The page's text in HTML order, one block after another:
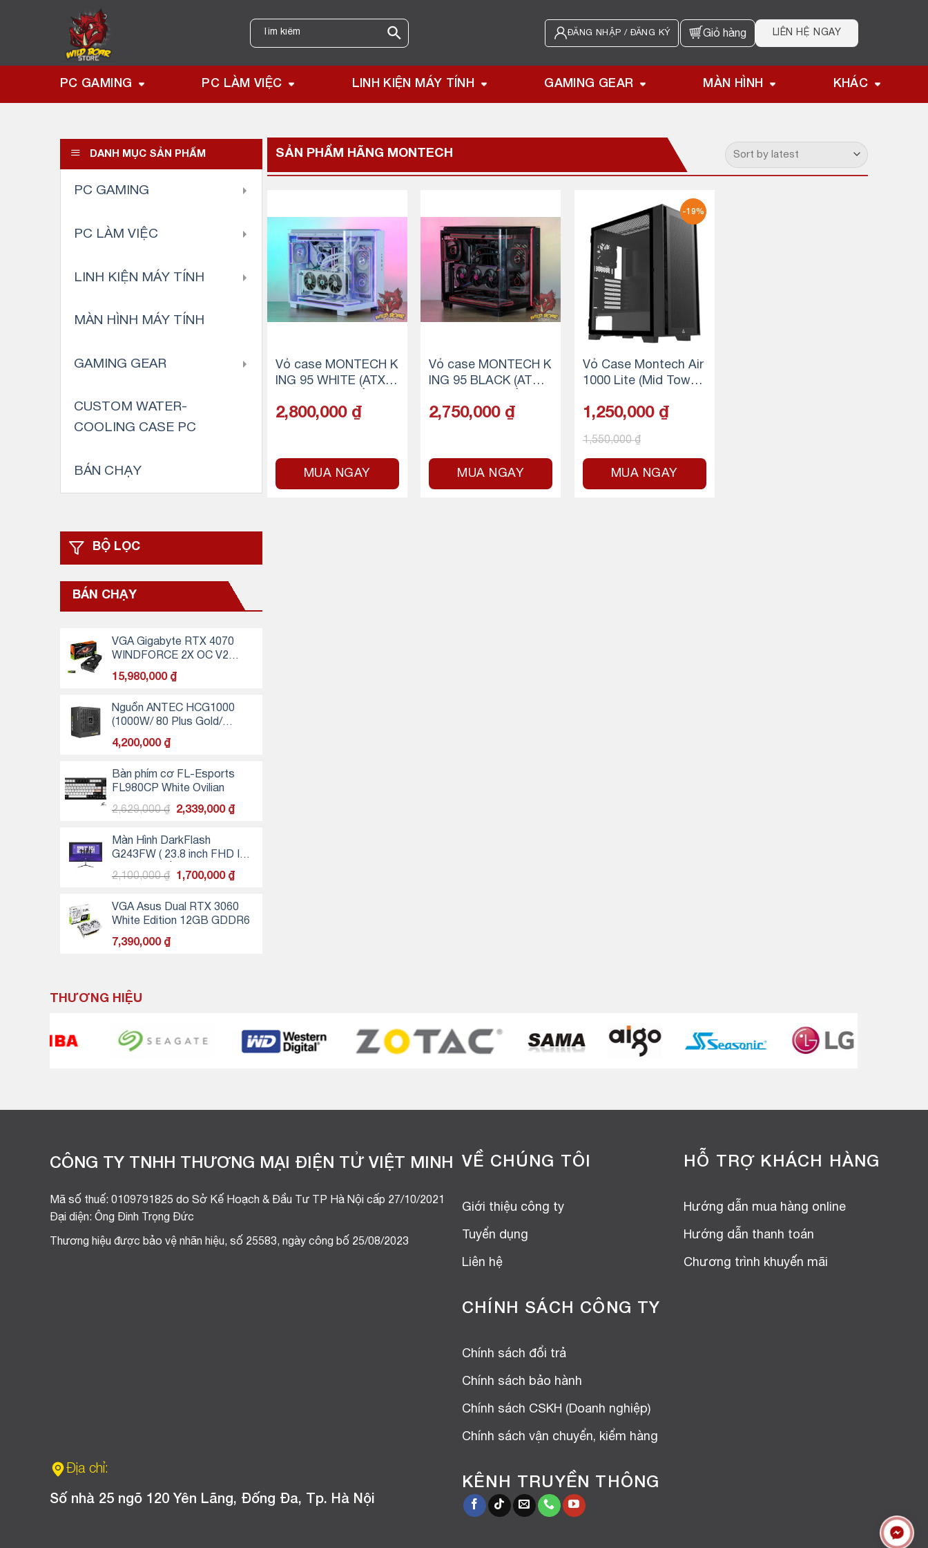
Tìm
kiếm:
ĐĂNG NHẬP / ĐĂNG KÝ Giỏ hàng LIÊN HỆ NGAY
PC GAMING PC LÀM VIỆC LINH KIỆN MÁY TÍNH GAMING GEAR MÀN HÌNH KHÁC
DANH MỤC SẢN PHẨM
PC GAMING
PC LÀM VIỆC
LINH KIỆN MÁY TÍNH
MÀN HÌNH MÁY TÍNH
GAMING GEAR
CUSTOM WATER-
COOLING CASE PC
BÁN CHẠY
BỘ LỌC
BÁN CHẠY
VGA Gigabyte RTX 4070
WINDFORCE 2X OC V2
12GB
15,980,000 ₫
Nguồn ANTEC HCG1000
(1000W/ 80 Plus Gold/
modular)
4,200,000 ₫
Bàn phím cơ FL-Esports
FL980CP White Ovilian
2,629,000₫
Giá
là:
2,629,000 ₫.
2,339,000 ₫
Màn Hình DarkFlash
G243FW ( 23.8 inch FHD IPS
100z Full viền , chân V)
2,100,000₫
Giá
là:
2,100,000 ₫.
1,700,000 ₫
tại
là:
VGA Asus Dual RTX 3060
White Edition 12GB GDDR6
7,390,000 ₫
SẢN PHẨM HÃNG MONTECH
Vỏ case MONTECH K
ING 95 WHITE (ATX/
ẮNG)
2,800,000 ₫
MUA NGAY
Vỏ case MONTECH K
ING 95 BLACK (ATX/
N)
2,750,000 ₫
MUA NGAY
-19%
Vỏ Case Montech Air
1000 Lite (Mid Tower/
1,250,000 ₫
1,550,000₫
MUA NGAY
THƯƠNG HIỆU
CÔNG TY TNHH THƯƠNG MẠI ĐIỆN TỬ VIỆT MINH
Mã số thuế: 0109791825 do Sở Kế Hoạch & Đầu Tư TP Hà Nội cấp 27/10/2021
Đại diện: Ông Đinh Trọng Đức
Thương hiệu được bảo vệ nhãn hiệu, số 25583, ngày công bố 25/08/2023
Địa chỉ:
Số nhà 25 ngõ 120 Yên Lãng, Đống Đa, Tp. Hà Nội
VỀ CHÚNG TÔI
Giới thiệu công ty
Tuyển dụng
Liên hệ
HỖ TRỢ KHÁCH HÀNG
Hướng dẫn mua hàng online
Hướng dẫn thanh toán
Chương trình khuyến mãi
CHÍNH SÁCH CÔNG TY
Chính sách đổi trả
Chính sách bảo hành
Chính sách CSKH (Doanh nghiệp)
Chính sách vận chuyển, kiểm hàng
KÊNH TRUYỀN THÔNG